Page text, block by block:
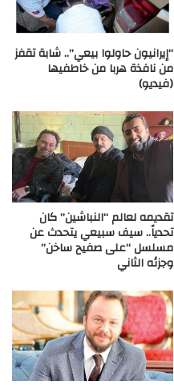
“إيرانيون حاولوا بيعي”.. شابة تقفز
من نافذة هربا من خاطفيها
(فيديو)
تقديمه لعالم “النباشين” كان
تحدياً.. سيف سبيعي يتحدث عن
مسلسل “على صفيح ساخن”
وجزئه الثاني